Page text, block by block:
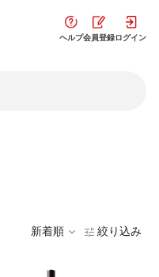
ヘルプ会員登録ログイン
新着順 絞り込み